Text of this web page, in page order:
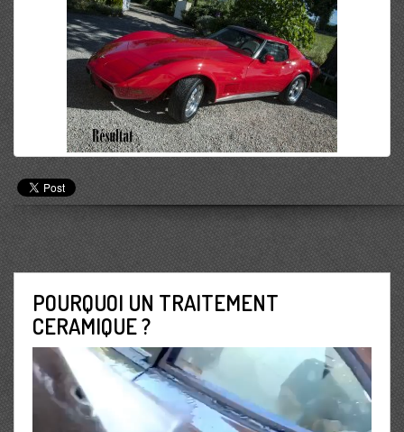
POURQUOI UN TRAITEMENT
CERAMIQUE ?
Lecteur
vidéo